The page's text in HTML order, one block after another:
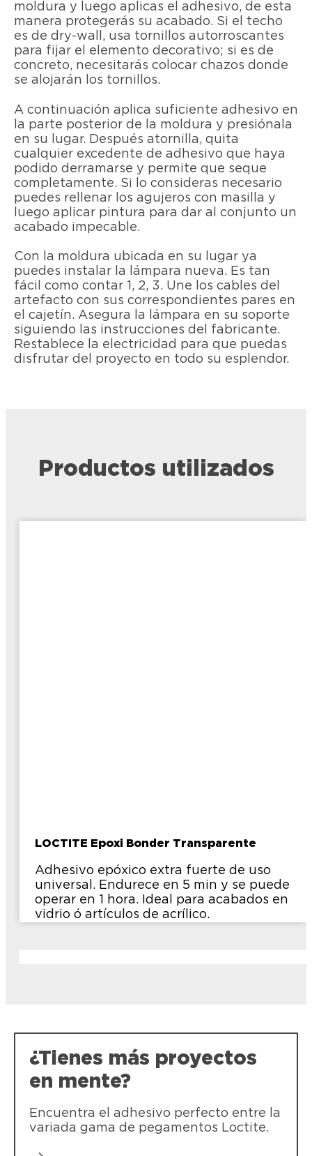
moldura y luego aplicas el adhesivo, de esta
manera protegerás su acabado. Si el techo
es de dry-wall, usa tornillos autorroscantes
para fijar el elemento decorativo; si es de
concreto, necesitarás colocar chazos donde
se alojarán los tornillos.
A continuación aplica suficiente adhesivo en
la parte posterior de la moldura y presiónala
en su lugar. Después atornilla, quita
cualquier excedente de adhesivo que haya
podido derramarse y permite que seque
completamente. Si lo consideras necesario
puedes rellenar los agujeros con masilla y
luego aplicar pintura para dar al conjunto un
acabado impecable.
Con la moldura ubicada en su lugar ya
puedes instalar la lámpara nueva. Es tan
fácil como contar 1, 2, 3. Une los cables del
artefacto con sus correspondientes pares en
el cajetín. Asegura la lámpara en su soporte
siguiendo las instrucciones del fabricante.
Restablece la electricidad para que puedas
disfrutar del proyecto en todo su esplendor.
Productos utilizados
LOCTITE Epoxi Bonder Transparente
Adhesivo epóxico extra fuerte de uso
universal. Endurece en 5 min y se puede
operar en 1 hora. Ideal para acabados en
vidrio ó artículos de acrílico.
¿Tienes más proyectos
en mente?
Encuentra el adhesivo perfecto entre la
variada gama de pegamentos Loctite.